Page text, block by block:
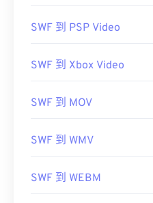
SWF 到 PSP Video
SWF 到 Xbox Video
SWF 到 MOV
SWF 到 WMV
SWF 到 WEBM